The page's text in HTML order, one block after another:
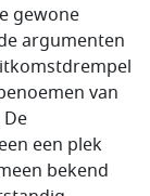
gewone
argumenten
van
een plek
bekend